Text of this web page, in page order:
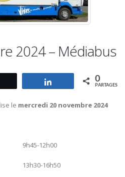
2024 – Médiabus
Partagez 0
PARTAGES
le mercredi 20 novembre 2024
9h45-12h00
13h30-16h50